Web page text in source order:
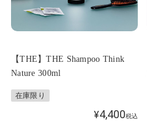
【THE】THE Shampoo Think
Nature 300ml
在庫限り
¥4,400税込